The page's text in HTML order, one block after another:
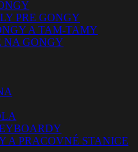
PRE GONGY
A TAM-TAMY
NA GONGY
A PRACOVNÉ STANICE